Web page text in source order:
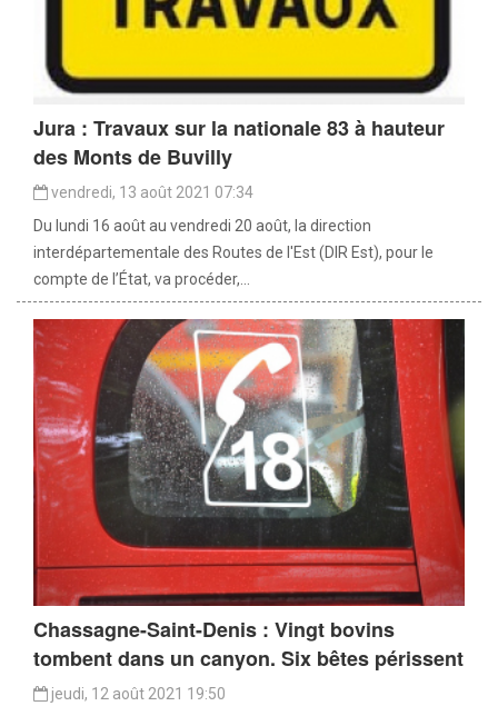
Jura : Travaux sur la nationale 83 à hauteur
des Monts de Buvilly
vendredi, 13 août 2021 07:34
Du lundi 16 août au vendredi 20 août, la direction
interdépartementale des Routes de l'Est (DIR Est), pour le
compte de l’État, va procéder,...
Chassagne-Saint-Denis : Vingt bovins
tombent dans un canyon. Six bêtes périssent
jeudi, 12 août 2021 19:50